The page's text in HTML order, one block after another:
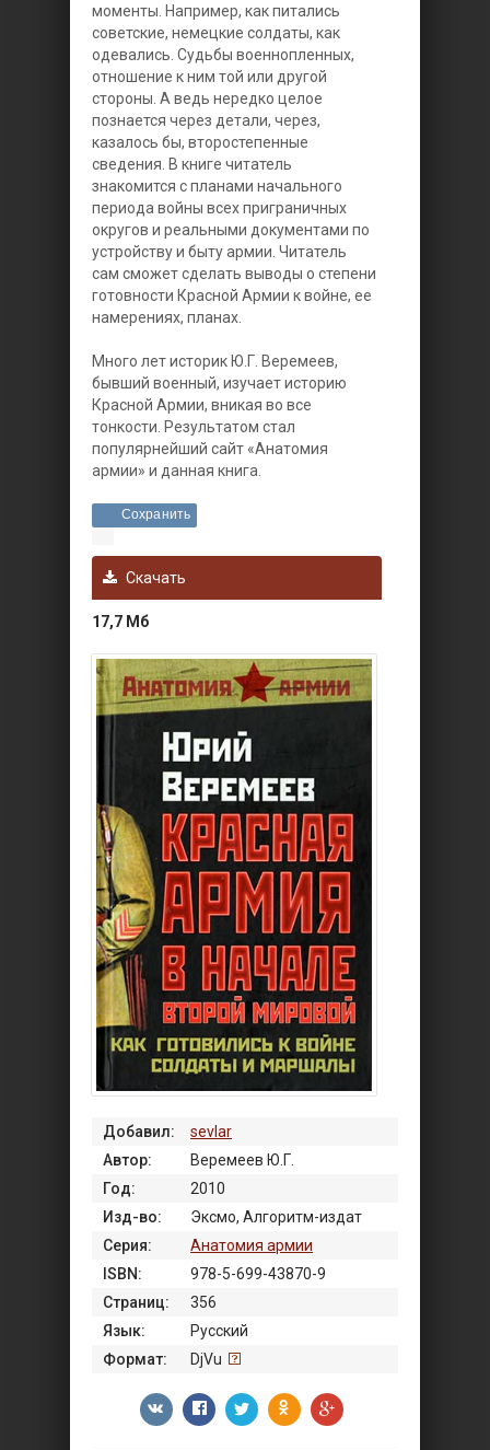
моменты. Например, как питались
советские, немецкие солдаты, как
одевались. Судьбы военнопленных,
отношение к ним той или другой
стороны. А ведь нередко целое
познается через детали, через,
казалось бы, второстепенные
сведения. В книге читатель
знакомится с планами начального
периода войны всех приграничных
округов и реальными документами по
устройству и быту армии. Читатель
сам сможет сделать выводы о степени
готовности Красной Армии к войне, ее
намерениях, планах.
Много лет историк Ю.Г. Веремеев,
бывший военный, изучает историю
Красной Армии, вникая во все
тонкости. Результатом стал
популярнейший сайт «Анатомия
армии» и данная книга.
Сохранить
Скачать
17,7 Мб
Добавил:
sevlar
Автор:
Веремеев Ю.Г.
Год:
2010
Изд-во:
Эксмо, Алгоритм-издат
Серия:
Анатомия армии
ISBN:
978-5-699-43870-9
Страниц:
356
Язык:
Русский
Формат:
DjVu